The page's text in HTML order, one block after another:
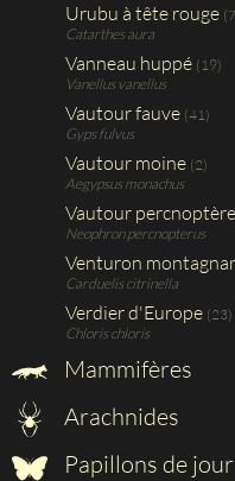
Urubu à tête rouge
Catarthes aura
Vanneau huppé (19)
Vanellus vanellus
Vautour fauve (41)
Gyps fulvus
Vautour moine (2)
Aegypsus monachus
Vautour percnoptère
Neophron percnopterus
Venturon
Carduelis citrinella
Verdier d'Europe (23)
Chloris chloris
Mammifères
Arachnides
Papillons de jour